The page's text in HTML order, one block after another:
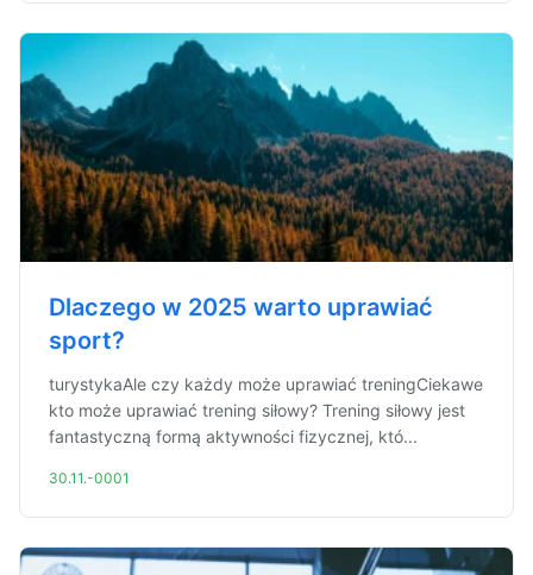
Dlaczego w 2025 warto uprawiać
sport?
turystykaAle czy każdy może uprawiać treningCiekawe
kto może uprawiać trening siłowy? Trening siłowy jest
fantastyczną formą aktywności fizycznej, któ...
30.11.-0001